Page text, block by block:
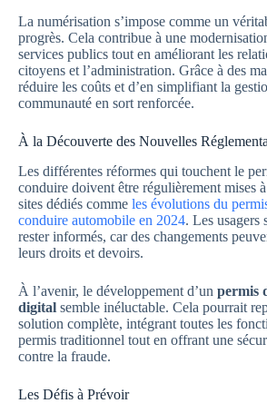
La numérisation s’impose comme un
progrès. Cela contribue à une
services publics tout en améliorant les
citoyens et l’administration. Grâce à des
réduire les coûts et d’en simplifiant la
communauté en sort renforcée.
À la Découverte des Nouvelles
Les différentes réformes qui touchent le
conduire doivent être régulièrement mises
sites dédiés comme les évolutions du
conduire automobile en 2024. Les usagers
rester informés, car des changements
leurs droits et devoirs.
À l’avenir, le développement d’un permis
digital semble inéluctable. Cela pourrait
solution complète, intégrant toutes les
permis traditionnel tout en offrant une
contre la fraude.
Les Défis à Prévoir